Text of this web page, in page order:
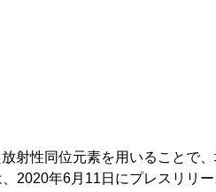
射性同位元素を用いることで
2020年6月11日にプレスリリー